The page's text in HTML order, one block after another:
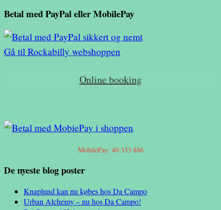
pris
45,00 kr..
pris
20,00 kr..
Betal med PayPal eller MobilePay
Gå til Rockabilly webshoppen
Online booking
MobilePay: 40 333 886
De nyeste blog poster
Knaplund kan nu købes hos Da Campo
Urban Alchemy – nu hos Da Campo!